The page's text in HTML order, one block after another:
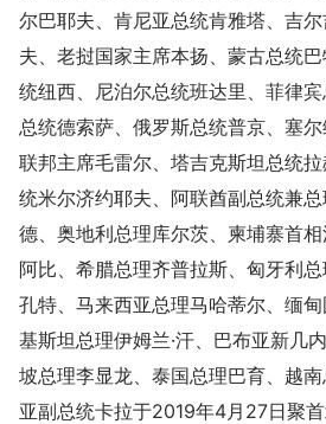
尔巴耶夫、肯尼亚总统肯雅塔、吉
夫、老挝国家主席本扬、蒙古总统
统纽西、尼泊尔总统班达里、菲律
总统德索萨、俄罗斯总统普京、塞
联邦主席毛雷尔、塔吉克斯坦总统
统米尔济约耶夫、阿联酋副总统兼
德、奥地利总理库尔茨、柬埔寨首
阿比、希腊总理齐普拉斯、匈牙利
孔特、马来西亚总理马哈蒂尔、缅
基斯坦总理伊姆兰·汗、巴布亚新几
坡总理李显龙、泰国总理巴育、越
亚副总统卡拉于2019年4月27日聚